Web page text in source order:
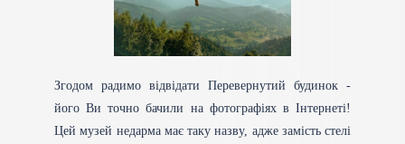
Згодом радимо відвідати Перевернутий будинок -
його Ви точно бачили на фотографіях в Інтернеті!
Цей музей недарма має таку назву, адже замість стелі